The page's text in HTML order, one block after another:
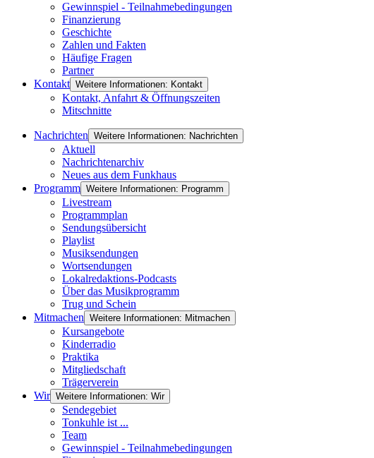
Gewinnspiel - Teilnahmebedingungen
Finanzierung
Geschichte
Zahlen und Fakten
Häufige Fragen
Partner
Kontakt Weitere Informationen: Kontakt
Kontakt, Anfahrt & Öffnungszeiten
Mitschnitte
Nachrichten Weitere Informationen: Nachrichten
Aktuell
Nachrichtenarchiv
Neues aus dem Funkhaus
Programm Weitere Informationen: Programm
Livestream
Programmplan
Sendungsübersicht
Playlist
Musiksendungen
Wortsendungen
Lokalredaktions-Podcasts
Über das Musikprogramm
Trug und Schein
Mitmachen Weitere Informationen: Mitmachen
Kursangebote
Kinderradio
Praktika
Mitgliedschaft
Trägerverein
Wir Weitere Informationen: Wir
Sendegebiet
Tonkuhle ist ...
Team
Gewinnspiel - Teilnahmebedingungen